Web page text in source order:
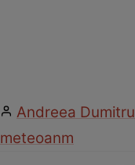
Andreea Dumitru
meteoanm